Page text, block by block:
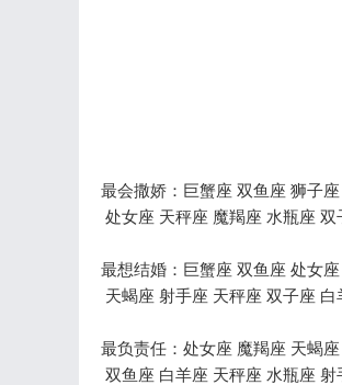
最会撒娇：巨蟹座 双鱼座 狮子
处女座 天秤座 魔羯座 水瓶座 双
最想结婚：巨蟹座 双鱼座 处女
天蝎座 射手座 天秤座 双子座 白
最负责任：处女座 魔羯座 天蝎
双鱼座 白羊座 天秤座 水瓶座 射